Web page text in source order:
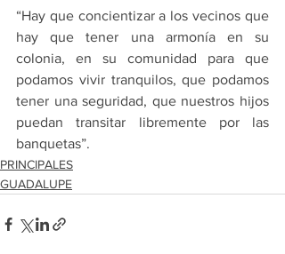
“Hay que concientizar a los vecinos que
hay que tener una armonía en su
colonia, en su comunidad para que
podamos vivir tranquilos, que podamos
tener una seguridad, que nuestros hijos
puedan transitar libremente por las
banquetas”.
PRINCIPALES
GUADALUPE